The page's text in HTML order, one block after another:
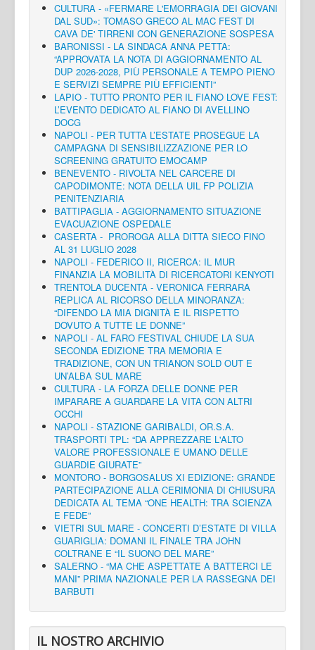
CULTURA - «FERMARE L'EMORRAGIA DEI GIOVANI
DAL SUD»: TOMASO GRECO AL MAC FEST DI
CAVA DE' TIRRENI CON GENERAZIONE SOSPESA
BARONISSI - LA SINDACA ANNA PETTA:
“APPROVATA LA NOTA DI AGGIORNAMENTO AL
DUP 2026-2028, PIÙ PERSONALE A TEMPO PIENO
E SERVIZI SEMPRE PIÙ EFFICIENTI”
LAPIO - TUTTO PRONTO PER IL FIANO LOVE FEST:
L’EVENTO DEDICATO AL FIANO DI AVELLINO
DOCG
NAPOLI - PER TUTTA L’ESTATE PROSEGUE LA
CAMPAGNA DI SENSIBILIZZAZIONE PER LO
SCREENING GRATUITO EMOCAMP
BENEVENTO - RIVOLTA NEL CARCERE DI
CAPODIMONTE: NOTA DELLA UIL FP POLIZIA
PENITENZIARIA
BATTIPAGLIA - AGGIORNAMENTO SITUAZIONE
EVACUAZIONE OSPEDALE
CASERTA - PROROGA ALLA DITTA SIECO FINO
AL 31 LUGLIO 2028
NAPOLI - FEDERICO II, RICERCA: IL MUR
FINANZIA LA MOBILITÀ DI RICERCATORI KENYOTI
TRENTOLA DUCENTA - VERONICA FERRARA
REPLICA AL RICORSO DELLA MINORANZA:
“DIFENDO LA MIA DIGNITÀ E IL RISPETTO
DOVUTO A TUTTE LE DONNE”
NAPOLI - AL FARO FESTIVAL CHIUDE LA SUA
SECONDA EDIZIONE TRA MEMORIA E
TRADIZIONE, CON UN TRIANON SOLD OUT E
UN’ALBA SUL MARE
CULTURA - LA FORZA DELLE DONNE PER
IMPARARE A GUARDARE LA VITA CON ALTRI
OCCHI
NAPOLI - STAZIONE GARIBALDI, OR.S.A.
TRASPORTI TPL: “DA APPREZZARE L'ALTO
VALORE PROFESSIONALE E UMANO DELLE
GUARDIE GIURATE”
MONTORO - BORGOSALUS XI EDIZIONE: GRANDE
PARTECIPAZIONE ALLA CERIMONIA DI CHIUSURA
DEDICATA AL TEMA “ONE HEALTH: TRA SCIENZA
E FEDE”
VIETRI SUL MARE - CONCERTI D’ESTATE DI VILLA
GUARIGLIA: DOMANI IL FINALE TRA JOHN
COLTRANE E “IL SUONO DEL MARE”
SALERNO - “MA CHE ASPETTATE A BATTERCI LE
MANI” PRIMA NAZIONALE PER LA RASSEGNA DEI
BARBUTI
IL NOSTRO ARCHIVIO